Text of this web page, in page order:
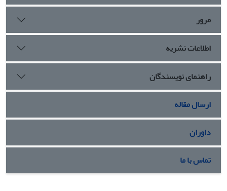
مرور
اطلاعات نشریه
راهنمای نویسندگان
ارسال مقاله
داوران
تماس با ما